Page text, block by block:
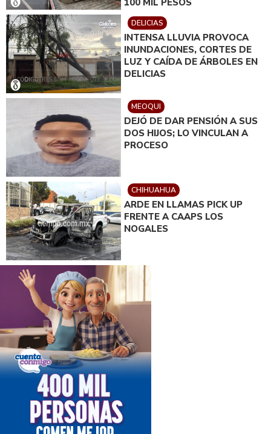
DELICIAS
INTENSA LLUVIA PROVOCA
INUNDACIONES, CORTES DE
LUZ Y CAÍDA DE ÁRBOLES EN
DELICIAS
MEOQUI
DEJÓ DE DAR PENSIÓN A SUS
DOS HIJOS; LO VINCULAN A
PROCESO
CHIHUAHUA
ARDE EN LLAMAS PICK UP
FRENTE A CAAPS LOS
NOGALES